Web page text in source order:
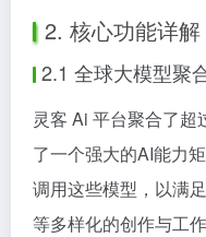
2. 核心功能详
2.1 全球大模型聚
灵客 Ai 平台聚合了
了一个强大的AI能力
调用这些模型，以满
等多样化的创作与工